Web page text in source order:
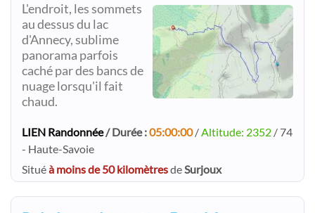
L'endroit, les sommets
au dessus du lac
d'Annecy, sublime
panorama parfois
caché par des bancs de
nuage lorsqu'il fait
chaud.
LIEN Randonnée/ Durée :05:00:00/ Altitude: 2352 / 74
- Haute-Savoie
Situéà moins de 50 kilomètresde Surjoux